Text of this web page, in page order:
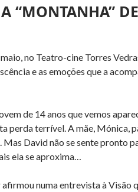
“MONTANHA”
no Teatro-cine Torres
e as emoções que a
de 14 anos que vemos
perda terrível. A mãe, Mónica,
David não se sente pronto
ela se aproxima…
numa entrevista à Visão